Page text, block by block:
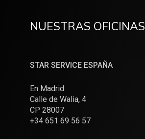
NUESTRAS OFICINAS
STAR SERVICE ESPAÑA
En Madrid
Calle de Walia, 4
CP 28007
+34 651 69 56 57